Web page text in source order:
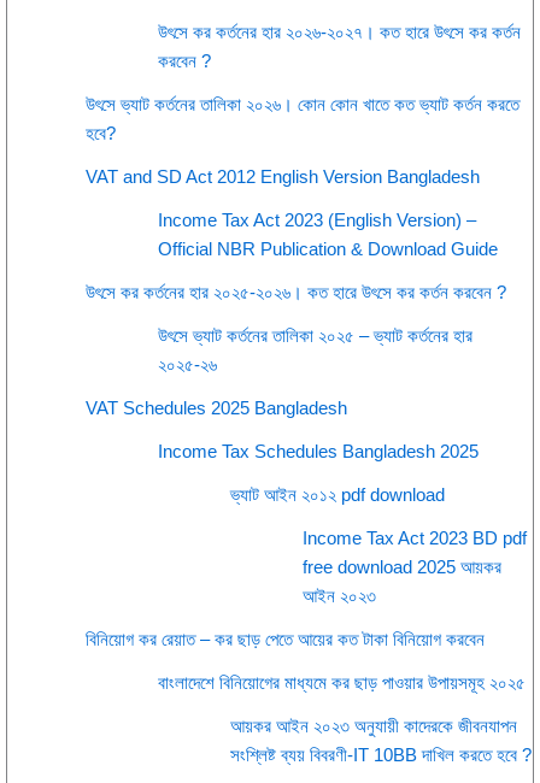
উৎসে কর কর্তনের হার ২০২৬-২০২৭। কত হারে উৎসে কর কর্তন
করবেন ?
উৎসে ভ্যাট কর্তনের তালিকা ২০২৬। কোন কোন খাতে কত ভ্যাট কর্তন করতে
হবে?
VAT and SD Act 2012 English Version Bangladesh
Income Tax Act 2023 (English Version) –
Official NBR Publication & Download Guide
উৎসে কর কর্তনের হার ২০২৫-২০২৬। কত হারে উৎসে কর কর্তন করবেন ?
উৎসে ভ্যাট কর্তনের তালিকা ২০২৫ – ভ্যাট কর্তনের হার
২০২৫-২৬
VAT Schedules 2025 Bangladesh
Income Tax Schedules Bangladesh 2025
ভ্যাট আইন ২০১২ pdf download
Income Tax Act 2023 BD pdf
free download 2025 আয়কর
আইন ২০২৩
বিনিয়োগ কর রেয়াত – কর ছাড় পেতে আয়ের কত টাকা বিনিয়োগ করবেন
বাংলাদেশে বিনিয়োগের মাধ্যমে কর ছাড় পাওয়ার উপায়সমূহ ২০২৫
আয়কর আইন ২০২৩ অনুযায়ী কাদেরকে জীবনযাপন
সংশ্লিষ্ট ব্যয় বিবরণী-IT 10BB দাখিল করতে হবে ?